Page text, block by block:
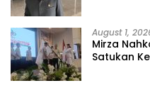
August 1,
Mirza
Satukan